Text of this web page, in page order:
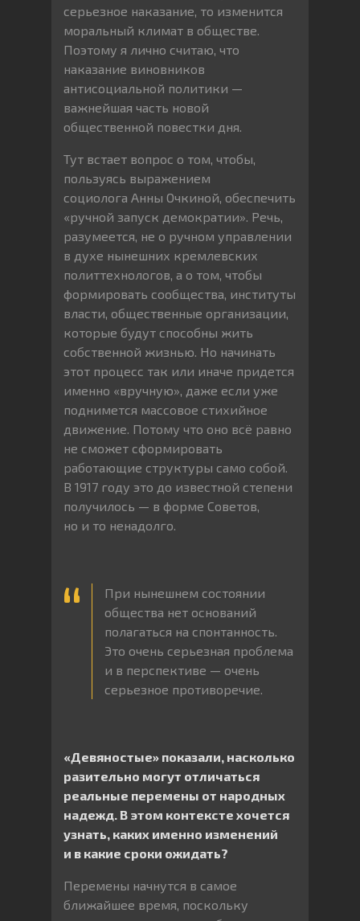
серьезное наказание, то изменится
моральный климат в обществе.
Поэтому я лично считаю, что
наказание виновников
антисоциальной политики —
важнейшая часть новой
общественной повестки дня.
Тут встает вопрос о том, чтобы,
пользуясь выражением
социолога Анны Очкиной, обеспечить
«ручной запуск демократии». Речь,
разумеется, не о ручном управлении
в духе нынешних кремлевских
политтехнологов, а о том, чтобы
формировать сообщества, институты
власти, общественные организации,
которые будут способны жить
собственной жизнью. Но начинать
этот процесс так или иначе придется
именно «вручную», даже если уже
поднимется массовое стихийное
движение. Потому что оно всё равно
не сможет сформировать
работающие структуры само собой.
В 1917 году это до известной степени
получилось — в форме Советов,
но и то ненадолго.
При нынешнем состоянии
общества нет оснований
полагаться на спонтанность.
Это очень серьезная проблема
и в перспективе — очень
серьезное противоречие.
«Девяностые» показали, насколько
разительно могут отличаться
реальные перемены от народных
надежд. В этом контексте хочется
узнать, каких именно изменений
и в какие сроки ожидать?
Перемены начнутся в самое
ближайшее время, поскольку